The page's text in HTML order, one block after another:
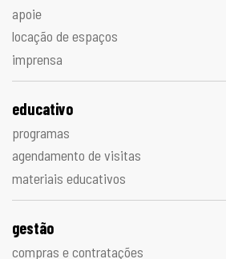
apoie
locação de espaços
imprensa
educativo
programas
agendamento de visitas
materiais educativos
gestão
compras e contratações